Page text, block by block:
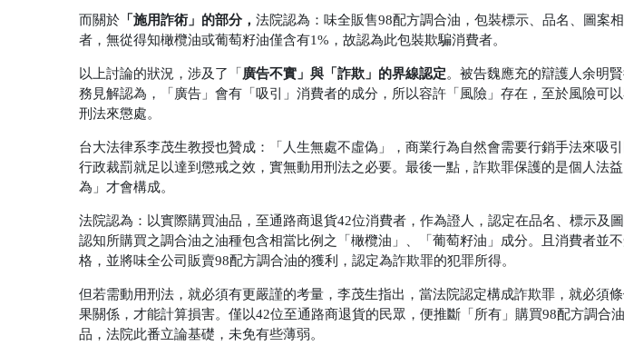
而關於 「施用詐術」的部分， 法院認為： 味全販售98配方調合油，包裝標示、品名、圖案
者，無從得知橄欖油或葡萄籽油僅含有1%，故認為此包裝欺騙消費者。
以上討論的狀況，涉及了「 廣告不實」與「詐欺」的界線認定。被告魏應充的辯護人余明
務見解認為，「廣告」會有「吸引」消費者的成分，所以容許「風險」存在，至於風險可
刑法來懲處。
台大法律系李茂生教授也贊成：「人生無處不虛偽」，商業行為自然會需要行銷手法來吸
行政裁罰就足以達到懲戒之效，實無動用刑法之必要。最後一點，詐欺罪保護的是個人法
為」才會構成。
法院認為：以實際購買油品，至通路商退貨42位消費者，作為證人，認定在品名、標示及
認知所購買之調合油之油種包含相當比例之「橄欖油」、「葡萄籽油」成分。且消費者並
格，並將味全公司販賣98配方調合油的獲利，認定為詐欺罪的犯罪所得。
但若需動用刑法，就必須有更嚴謹的考量，李茂生指出，當法院認定構成詐欺罪，就必須
果關係，才能計算損害。僅以42位至通路商退貨的民眾，便推斷「所有」購買98配方調合
品，法院此番立論基礎，未免有些薄弱。